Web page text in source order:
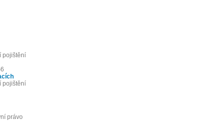
pojištění
pojištění
právo